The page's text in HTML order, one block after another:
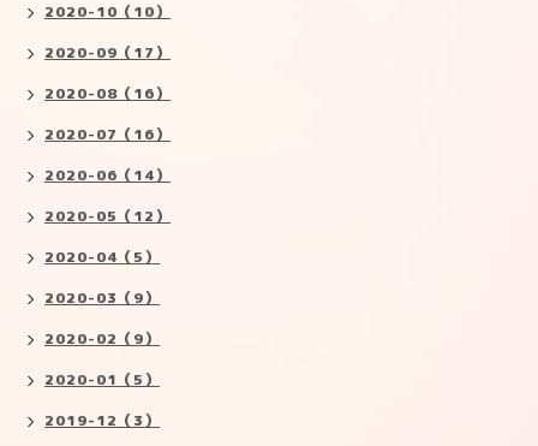
2020-10（10）
2020-09（17）
2020-08（16）
2020-07（16）
2020-06（14）
2020-05（12）
2020-04（5）
2020-03（9）
2020-02（9）
2020-01（5）
2019-12（3）